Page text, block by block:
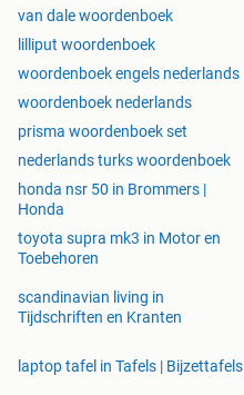
van dale woordenboek
lilliput woordenboek
woordenboek engels nederlands
woordenboek nederlands
prisma woordenboek set
nederlands turks woordenboek
honda nsr 50 in Brommers |
Honda
toyota supra mk3 in Motor en
Toebehoren
scandinavian living in
Tijdschriften en Kranten
laptop tafel in Tafels | Bijzettafels